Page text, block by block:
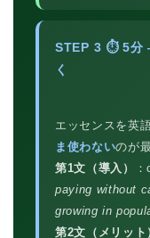
STEP 3 ⏱ 5分
く
エッセンスを英
ま使わないのが
第1文（導入）
paying without
growing in
第2文（メリット